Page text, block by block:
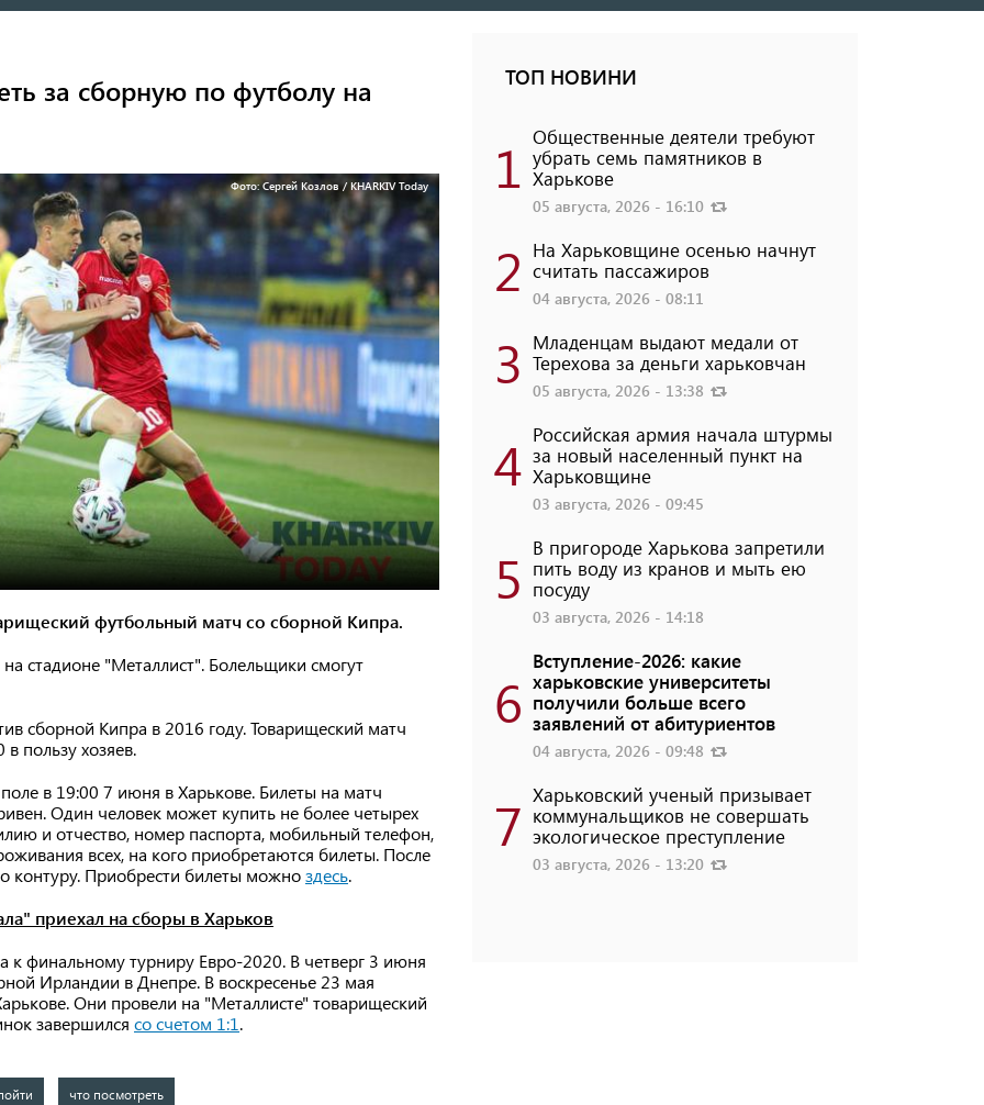
за сборную по футболу на
Фото: Сергей Козлов / KHARKIV Today
футбольный матч со сборной Кипра.
стадионе "Металлист". Болельщики смогут
сборной Кипра в 2016 году. Товарищеский матч
пользу хозяев.
в 19:00 7 июня в Харькове. Билеты на матч
Один человек может купить не более четырех
и отчество, номер паспорта, мобильный телефон,
всех, на кого приобретаются билеты. После
контуру. Приобрести билеты можноздесь.
приехал на сборы в Харьков
финальному турниру Евро-2020. В четверг 3 июня
Ирландии в Днепре. В воскресенье 23 мая
Они провели на "Металлисте" товарищеский
завершился со счетом 1:1.
что посмотреть
ТОП НОВИНИ
1 Общественные деятели требуют
убрать семь памятников в
Харькове
05 августа, 2026 - 16:10
2 На Харьковщине осенью начнут
считать пассажиров
04 августа, 2026 - 08:11
3 Младенцам выдают медали от
Терехова за деньги харьковчан
05 августа, 2026 - 13:38
4 Российская армия начала штурмы
за новый населенный пункт на
Харьковщине
03 августа, 2026 - 09:45
5 В пригороде Харькова запретили
пить воду из кранов и мыть ею
посуду
03 августа, 2026 - 14:18
6
Вступление-2026: какие
харьковские университеты
получили больше всего
заявлений от абитуриентов
04 августа, 2026 - 09:48
7 Харьковский ученый призывает
коммунальщиков не совершать
экологическое преступление
03 августа, 2026 - 13:20